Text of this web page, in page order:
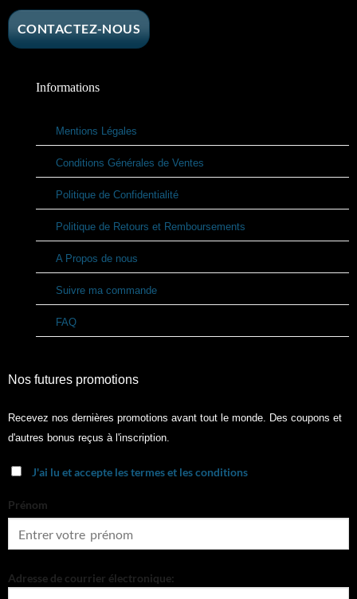
CONTACTEZ-NOUS
Informations
Mentions Légales
Conditions Générales de Ventes
Politique de Confidentialité
Politique de Retours et Remboursements
A Propos de nous
Suivre ma commande
FAQ
Nos futures promotions
Recevez nos dernières promotions avant tout le monde. Des coupons et
d'autres bonus reçus à l'inscription.
J'ai lu et accepte les termes et les conditions
Prénom
Adresse de courrier électronique: